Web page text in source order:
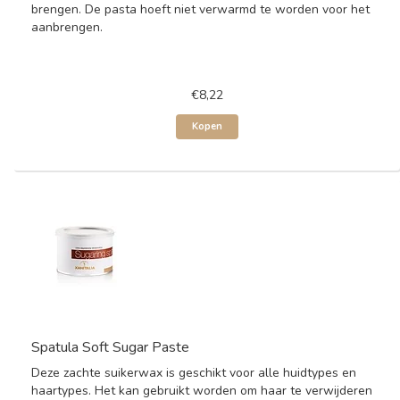
brengen. De pasta hoeft niet verwarmd te worden voor het
aanbrengen.
€8,22
Kopen
Spatula Soft Sugar Paste
Deze zachte suikerwax is geschikt voor alle huidtypes en
haartypes. Het kan gebruikt worden om haar te verwijderen